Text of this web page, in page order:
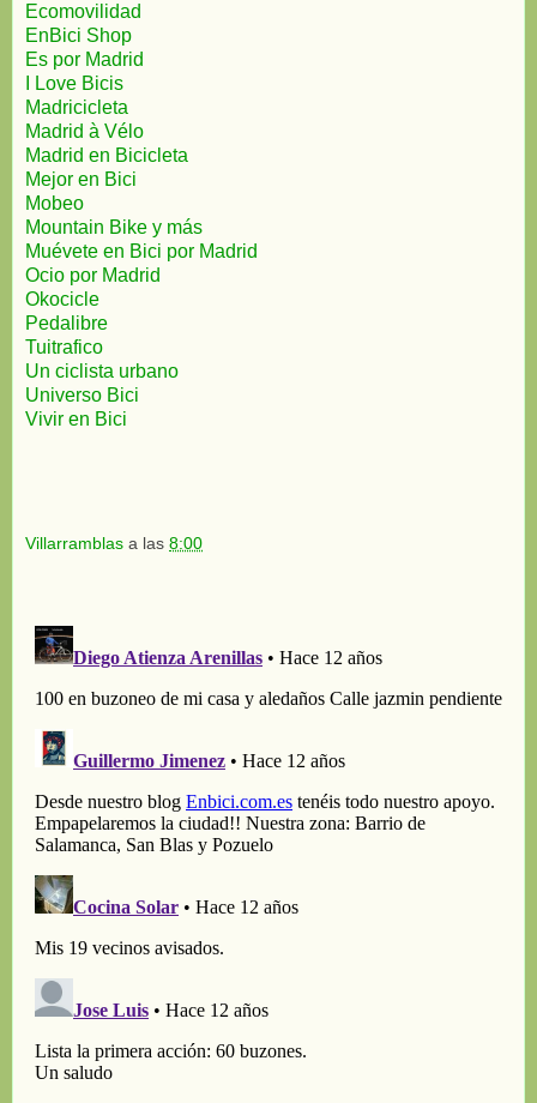
Ecomovilidad
EnBici Shop
Es por Madrid
I Love Bicis
Madricicleta
Madrid à Vélo
Madrid en Bicicleta
Mejor en Bici
Mobeo
Mountain Bike y más
Muévete en Bici por Madrid
Ocio por Madrid
Okocicle
Pedalibre
Tuitrafico
Un ciclista urbano
Universo Bici
Vivir en Bici
Villarramblas a las 8:00